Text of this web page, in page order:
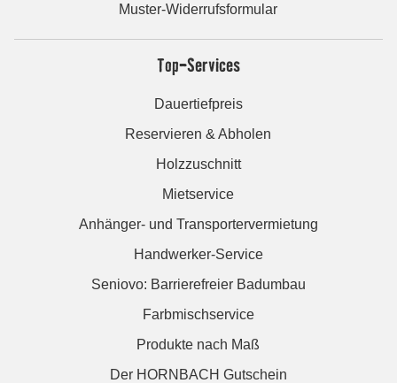
Muster-Widerrufsformular
Top-Services
Dauertiefpreis
Reservieren & Abholen
Holzzuschnitt
Mietservice
Anhänger- und Transportervermietung
Handwerker-Service
Seniovo: Barrierefreier Badumbau
Farbmischservice
Produkte nach Maß
Der HORNBACH Gutschein